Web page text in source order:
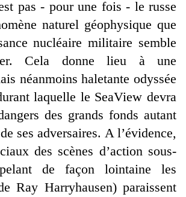
pas - pour une fois - le russe
naturel géophysique que
nucléaire militaire semble
Cela donne lieu à une
néanmoins haletante odyssée
laquelle le SeaView devra
des grands fonds autant
ses adversaires. A l’évidence,
des scènes d’action sous-
de façon lointaine les
Ray Harryhausen) paraissent